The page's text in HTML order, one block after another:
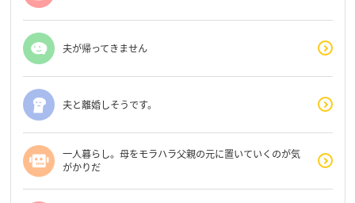
夫が帰ってきません
夫と離婚しそうです。
一人暮らし。母をモラハラ父親の元に置いていくのが気
がかりだ